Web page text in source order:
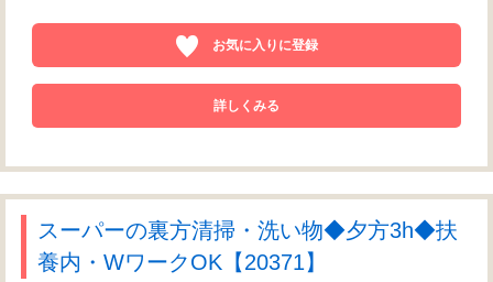
お気に入りに登録
詳しくみる
スーパーの裏方清掃・洗い物◆夕方3h◆扶
養内・WワークOK【20371】